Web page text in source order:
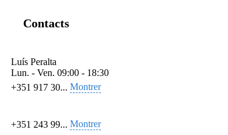
Contacts
Luís Peralta
Lun. - Ven. 09:00 - 18:30
+351 917 30... Montrer
+351 243 99... Montrer